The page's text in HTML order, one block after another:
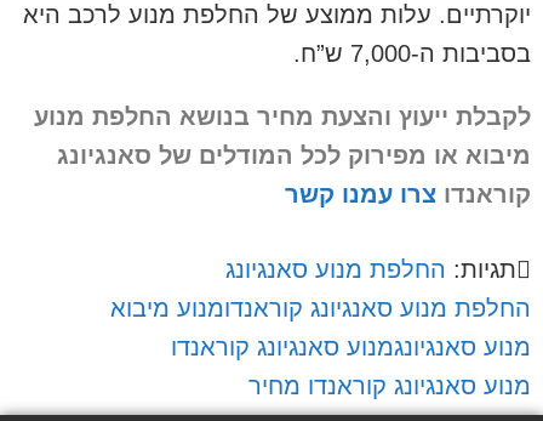
יוקרתיים. עלות ממוצע של החלפת מנוע לרכב היא
בסביבות ה-7,000 ש”ח.
לקבלת ייעוץ והצעת מחיר בנושא החלפת מנוע
מיבוא או מפירוק לכל המודלים של סאנגיונג
קוראנדו צרו עמנו קשר
תגיות: החלפת מנוע סאנגיונג
החלפת מנוע סאנגיונג קוראנדומנוע מיבוא
מנוע סאנגיונגמנוע סאנגיונג קוראנדו
מנוע סאנגיונג קוראנדו מחיר